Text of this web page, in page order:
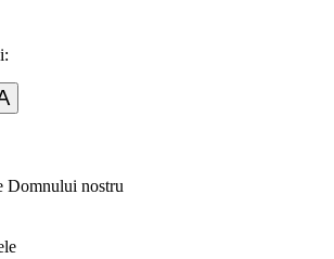
Domnului nostru